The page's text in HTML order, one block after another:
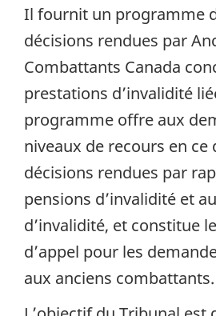
Il fournit un programme
décisions rendues par
Combattants Canada
prestations d’invalidité
programme offre aux
niveaux de recours en ce
décisions rendues par
pensions d’invalidité et
d’invalidité, et constitue
d’appel pour les
aux anciens combattants.